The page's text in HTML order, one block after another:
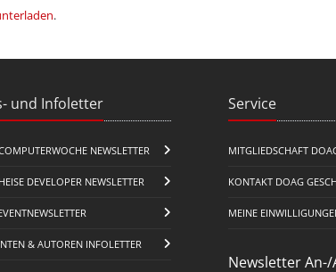
.
und Infoletter
NEWSLETTER
DEVELOPER NEWSLETTER
& AUTOREN INFOLETTER
Service
MITGLIEDSCHAFT
KONTAKT DOAG
MEINE
Newsletter